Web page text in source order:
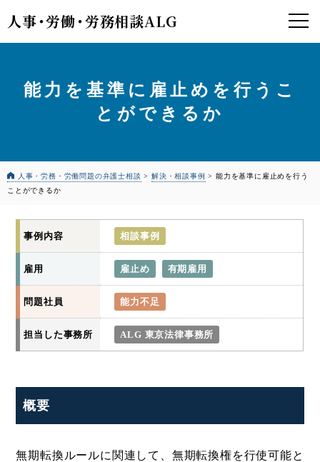
人事・労働・労務相談ALG
能力を基準に雇止めを行うこ
とができるか
人事・労務・労働問題の弁護士相談 >解決・相談事例 >能力を基準に雇止めを行う
ことができるか
事例内容 相談事例
雇用 雇止め 有期雇用
問題社員 能力不足
担当した事務所 ALG 東京法律事務所
概要
無期転換ルールに関連して、無期転換権を行使可能と